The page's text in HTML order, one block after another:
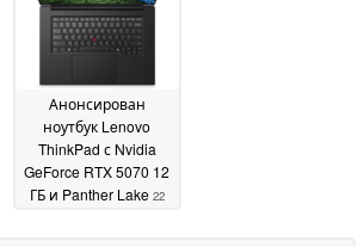
Анонсирован
ноутбук Lenovo
ThinkPad с Nvidia
GeForce RTX 5070 12
ГБ и Panther Lake 22